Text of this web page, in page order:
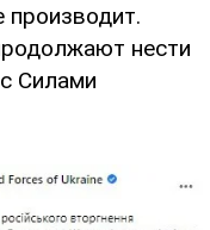
производит.
нести
Силами